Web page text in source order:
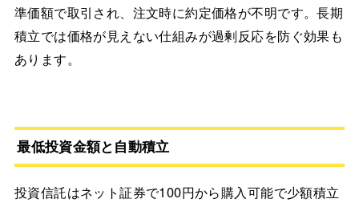
準価額で取引され、注文時に約定価格が不明です。長期
積立では価格が見えない仕組みが過剰反応を防ぐ効果も
あります。
最低投資金額と自動積立
投資信託はネット証券で100円から購入可能で少額積立